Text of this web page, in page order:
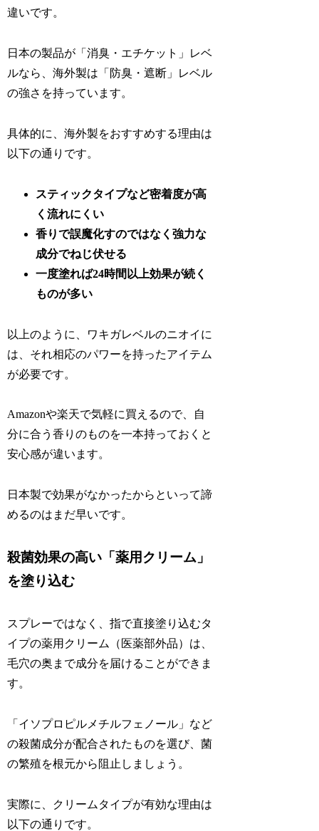
違いです。
日本の製品が「消臭・エチケット」レベ
ルなら、海外製は「防臭・遮断」レベル
の強さを持っています。
具体的に、海外製をおすすめする理由は
以下の通りです。
スティックタイプなど密着度が高
く流れにくい
香りで誤魔化すのではなく強力な
成分でねじ伏せる
一度塗れば24時間以上効果が続く
ものが多い
以上のように、ワキガレベルのニオイに
は、それ相応のパワーを持ったアイテム
が必要です。
Amazonや楽天で気軽に買えるので、自
分に合う香りのものを一本持っておくと
安心感が違います。
日本製で効果がなかったからといって諦
めるのはまだ早いです。
殺菌効果の高い「薬用クリーム」
を塗り込む
スプレーではなく、指で直接塗り込むタ
イプの薬用クリーム（医薬部外品）は、
毛穴の奥まで成分を届けることができま
す。
「イソプロピルメチルフェノール」など
の殺菌成分が配合されたものを選び、菌
の繁殖を根元から阻止しましょう。
実際に、クリームタイプが有効な理由は
以下の通りです。